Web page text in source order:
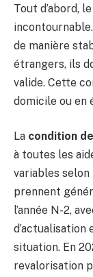
Tout d’abord, le
de manière
étrangers, ils
valide. Cette
domicile ou en
La condition
à toutes les
variables
prennent
l’année N-2,
d’actualisation
situation. En
revalorisation